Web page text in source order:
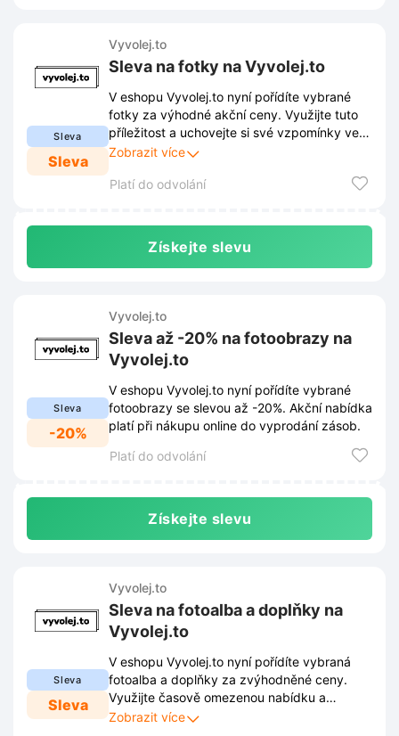
Sleva
Sleva
Vyvolej.to
Sleva na fotky na Vyvolej.to
V eshopu Vyvolej.to nyní pořídíte vybrané
fotky za výhodné akční ceny. Využijte tuto
příležitost a uchovejte si své vzpomínky ve
fyzické podobě s výraznou slevou.
Zobrazit více
Platí do odvolání
Získejte slevu
Sleva
-20%
Vyvolej.to
Sleva až -20% na fotoobrazy na
Vyvolej.to
V eshopu Vyvolej.to nyní pořídíte vybrané
fotoobrazy se slevou až -20%. Akční nabídka
platí při nákupu online do vyprodání zásob.
Platí do odvolání
Získejte slevu
Sleva
Sleva
Vyvolej.to
Sleva na fotoalba a doplňky na
Vyvolej.to
V eshopu Vyvolej.to nyní pořídíte vybraná
fotoalba a doplňky za zvýhodněné ceny.
Využijte časově omezenou nabídku a
uchovejte své vzpomínky v kvalitním
Zobrazit více